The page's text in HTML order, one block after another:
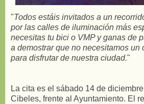
"Todos estáis invitados a un
por las calles de iluminación más
necesitas tu bici o VMP y ganas de
a demostrar que no necesitamos un
para disfrutar de nuestra ciudad."
La cita es el sábado 14 de
Cibeles, frente al Ayuntamiento. El